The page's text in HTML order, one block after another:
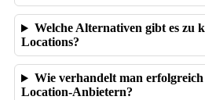
Welche Alternativen gibt es zu
Locations?
Wie verhandelt man
Location-Anbietern?